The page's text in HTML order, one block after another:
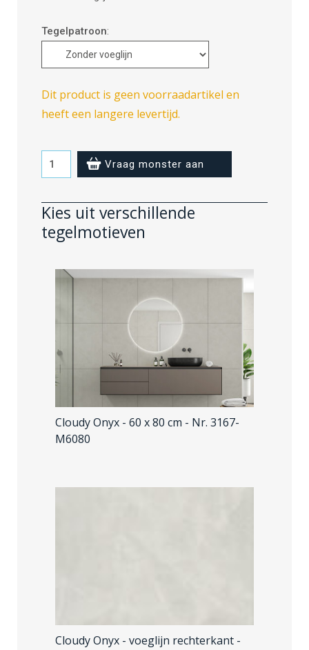
Tegelpatroon:
Dit product is geen voorraadartikel en
heeft een langere levertijd.
Cloudy
Onyx
zonder
voeglijn
Vraag monster aan
Kies uit verschillende
tegelmotieven
Cloudy Onyx - 60 x 80 cm - Nr. 3167-
M6080
Cloudy Onyx - voeglijn rechterkant -